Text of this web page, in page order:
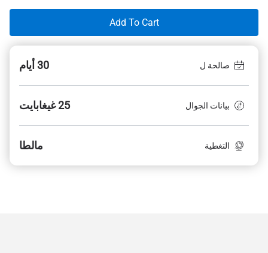
Add To Cart
صالحة ل 30 أيام
بيانات الجوال 25 غيغابايت
التغطية مالطا